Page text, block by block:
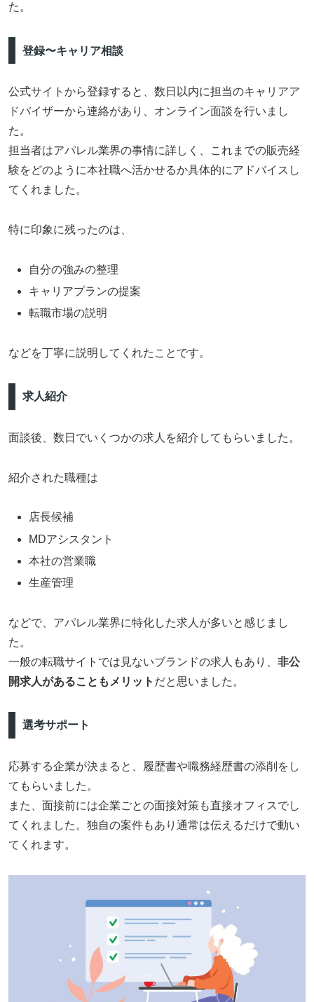
た。
登録〜キャリア相談
公式サイトから登録すると、数日以内に担当のキャリアア
ドバイザーから連絡があり、オンライン面談を行いまし
た。
担当者はアパレル業界の事情に詳しく、これまでの販売経
験をどのように本社職へ活かせるか具体的にアドバイスし
てくれました。
特に印象に残ったのは、
自分の強みの整理
キャリアプランの提案
転職市場の説明
などを丁寧に説明してくれたことです。
求人紹介
面談後、数日でいくつかの求人を紹介してもらいました。
紹介された職種は
店長候補
MDアシスタント
本社の営業職
生産管理
などで、アパレル業界に特化した求人が多いと感じまし
た。
一般の転職サイトでは見ないブランドの求人もあり、 非公
開求人があることもメリット だと思いました。
選考サポート
応募する企業が決まると、履歴書や職務経歴書の添削をし
てもらいました。
また、面接前には企業ごとの面接対策も直接オフィスでし
てくれました。独自の案件もあり通常は伝えるだけで動い
てくれます。